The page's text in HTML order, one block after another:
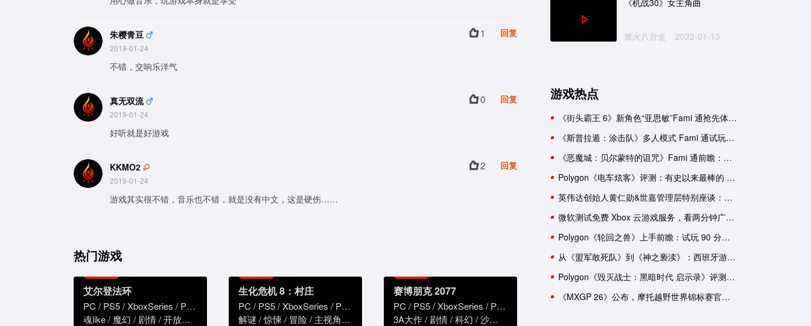
朱樱青豆
2019-01-24
1 回复
不错，交响乐洋气
真无双流
2019-01-24
0 回复
好听就是好游戏
KKMO2
2019-01-24
2 回复
游戏其实很不错，音乐也不错，就是没有中文，这是硬伤……
热门游戏
艾尔登法环
PC PS5 XboxSeries PS4
XboxOne
魂like
魔幻 剧情 开放世界
生化危机 8：村庄
PC PS5 XboxSeries PS4
XboxOne
解谜 惊悚 冒险 主视角 恐怖
赛博朋克 2077
PC PS5 XboxSeries PS4
3A大作
剧情 科幻 沙盒
宝可梦传说 阿尔宙斯 刺客信条：英灵殿
篝火八音盒 2022-01-13
游戏热点
《街头霸王 6》新角色“亚思敏”Fami 通抢先体验报告
《斯普拉遁：涂击队》多人模式 Fami 通试玩：与好友并肩推进故事
《恶魔城：贝尔蒙特的诅咒》Fami 通前瞻：要素杂糅的新生《恶魔城》
Polygon《电车炫客》评测：有史以来最棒的 3D 索尼克游戏！
英伟达创始人黄仁勋&世嘉管理层特别座谈：一次改变命运的邂逅
微软测试免费 Xbox 云游戏服务，看两分钟广告可用一小时
Polygon《轮回之兽》上手前瞻：试玩 90 分钟后，我依然有一肚子疑惑
从《盟军敢死队》到《神之亵渎》：西班牙游戏工作室盘点
Polygon《毁灭战士：黑暗时代 启示录》评测：轰轰烈烈的谢幕演出？
《MXGP 26》公布，摩托越野世界锦标赛官方游戏回归